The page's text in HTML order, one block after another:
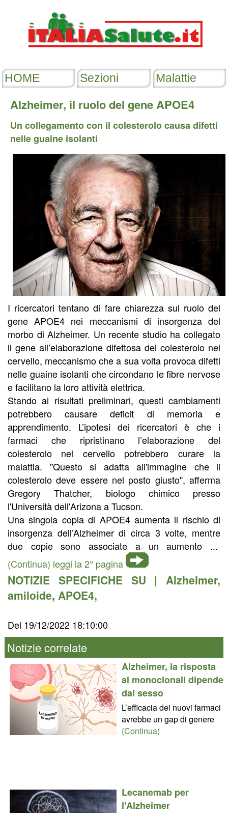
Alzheimer, il ruolo del gene APOE4
Un collegamento con il colesterolo causa difetti
nelle guaine isolanti
I ricercatori tentano di fare chiarezza sul ruolo del
gene APOE4 nei meccanismi di insorgenza del
morbo di Alzheimer. Un recente studio ha collegato
il gene all’elaborazione difettosa del colesterolo nel
cervello, meccanismo che a sua volta provoca difetti
nelle guaine isolanti che circondano le fibre nervose
e facilitano la loro attività elettrica.
Stando ai risultati preliminari, questi cambiamenti
potrebbero causare deficit di memoria e
apprendimento. L’ipotesi dei ricercatori è che i
farmaci che ripristinano l’elaborazione del
colesterolo nel cervello potrebbero curare la
malattia. "Questo si adatta all'immagine che il
colesterolo deve essere nel posto giusto", afferma
Gregory Thatcher, biologo chimico presso
l'Università dell'Arizona a Tucson.
Una singola copia di APOE4 aumenta il rischio di
insorgenza dell’Alzheimer di circa 3 volte, mentre
due copie sono associate a un aumento ...
(Continua) leggi la 2° pagina
NOTIZIE SPECIFICHE SU | Alzheimer,
amiloide, APOE4,
Del 19/12/2022 18:10:00
Notizie correlate
Alzheimer, la risposta
ai monoclonali dipende
dal sesso
L’efficacia dei nuovi farmaci
avrebbe un gap di genere
(Continua)
Lecanemab per
l'Alzheimer